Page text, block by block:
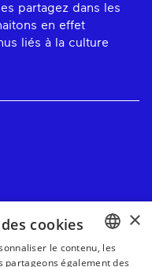
partagez dans les
en effet
liés à la culture
BASQUE
×
cookies
le contenu, les
partageons également des